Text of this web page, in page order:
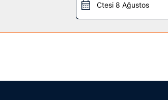
servisi hafta içi 05.30 ve 08.30, hafta sonu 6
Ctesi 8 Ağustos